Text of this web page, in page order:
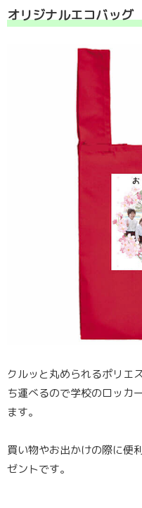
オリジナルエコバッグ
クルッと丸められるポリエ
ち運べるので学校のロッカ
ます。
買い物やお出かけの際に便
ゼントです。